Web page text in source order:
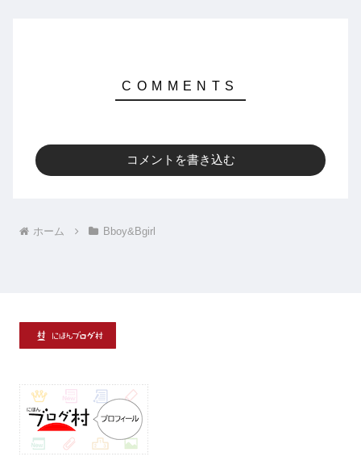
コメントを書き込む
ホーム Bboy&Bgirl